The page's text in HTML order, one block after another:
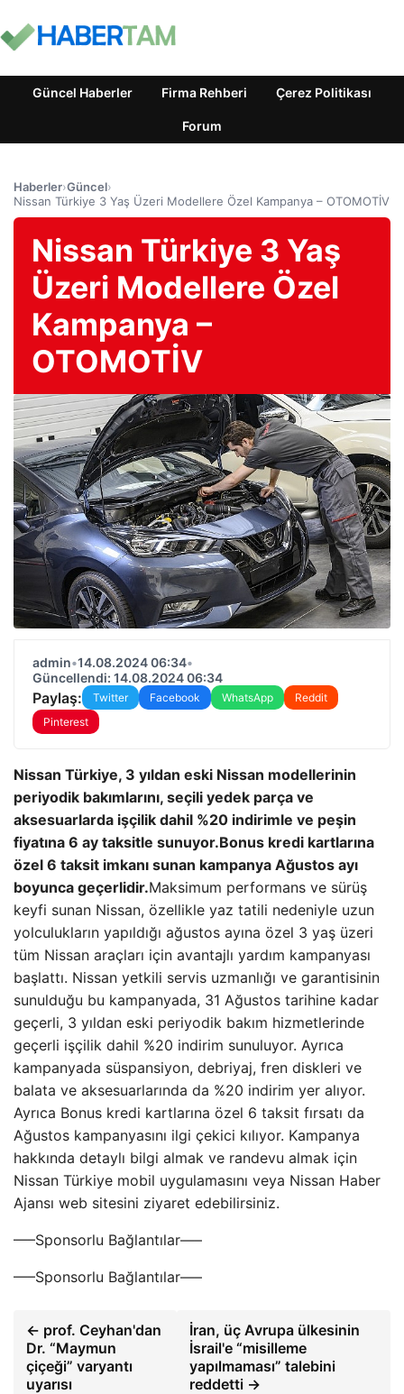
Güncel Haberler Firma Rehberi Çerez Politikası
Forum
Haberler›Güncel›
Nissan Türkiye 3 Yaş Üzeri Modellere Özel Kampanya – OTOMOTİV
Nissan Türkiye 3 Yaş
Üzeri Modellere Özel
Kampanya –
OTOMOTİV
admin•14.08.2024 06:34•
Güncellendi: 14.08.2024 06:34
Paylaş: Twitter Facebook WhatsApp
Reddit
Pinterest
Nissan Türkiye, 3 yıldan eski Nissan modellerinin
periyodik bakımlarını, seçili yedek parça ve
aksesuarlarda işçilik dahil %20 indirimle ve peşin
fiyatına 6 ay taksitle sunuyor.Bonus kredi kartlarına
özel 6 taksit imkanı sunan kampanya Ağustos ayı
boyunca geçerlidir.Maksimum performans ve sürüş
keyfi sunan Nissan, özellikle yaz tatili nedeniyle uzun
yolculukların yapıldığı ağustos ayına özel 3 yaş üzeri
tüm Nissan araçları için avantajlı yardım kampanyası
başlattı. Nissan yetkili servis uzmanlığı ve garantisinin
sunulduğu bu kampanyada, 31 Ağustos tarihine kadar
geçerli, 3 yıldan eski periyodik bakım hizmetlerinde
geçerli işçilik dahil %20 indirim sunuluyor. Ayrıca
kampanyada süspansiyon, debriyaj, fren diskleri ve
balata ve aksesuarlarında da %20 indirim yer alıyor.
Ayrıca Bonus kredi kartlarına özel 6 taksit fırsatı da
Ağustos kampanyasını ilgi çekici kılıyor. Kampanya
hakkında detaylı bilgi almak ve randevu almak için
Nissan Türkiye mobil uygulamasını veya Nissan Haber
Ajansı web sitesini ziyaret edebilirsiniz.
—–Sponsorlu Bağlantılar—–
—–Sponsorlu Bağlantılar—–
← prof. Ceyhan'dan
Dr. “Maymun
çiçeği” varyantı
uyarısı
İran, üç Avrupa ülkesinin
İsrail'e “misilleme
yapılmaması” talebini
reddetti →